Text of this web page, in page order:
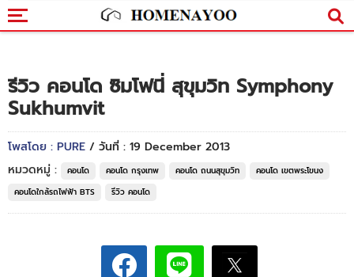
รีวิว คอนโด ซิมโฟนี่ สุขุมวิท Symphony
Sukhumvit
โพสโดย : PURE / วันที่ : 19 December 2013
หมวดหมู่ :
คอนโด คอนโด กรุงเทพ คอนโด ถนนสุขุมวิท
คอนโด เขตพระโขนง
คอนโดใกล้รถไฟฟ้า BTS
รีวิว คอนโด